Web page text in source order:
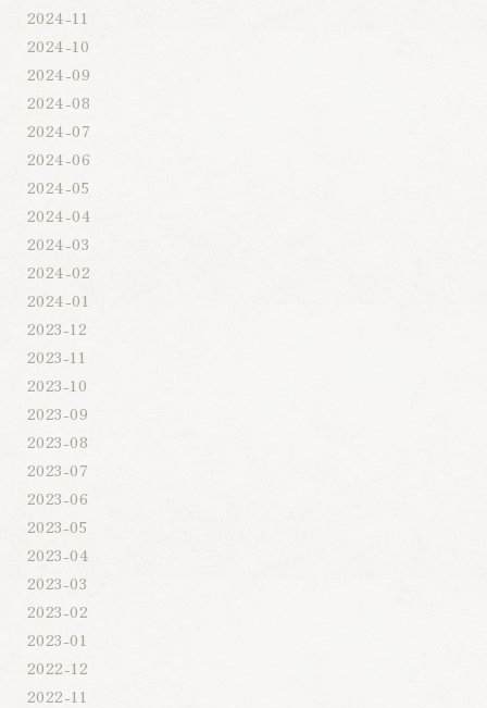
2024-11
2024-10
2024-09
2024-08
2024-07
2024-06
2024-05
2024-04
2024-03
2024-02
2024-01
2023-12
2023-11
2023-10
2023-09
2023-08
2023-07
2023-06
2023-05
2023-04
2023-03
2023-02
2023-01
2022-12
2022-11